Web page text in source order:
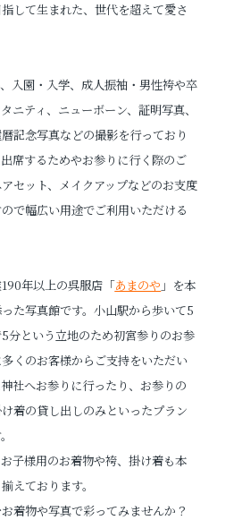
して生まれた、世代を超えて愛さ
入園・入学、成人振袖・男性袴や卒
ニティ、ニューボーン、証明写真、
記念写真などの撮影を行っており
席するためやお参りに行く際のご
セット、メイクアップなどのお支度
で幅広い用途でご利用いただける
年以上の呉服店「あまのや 」を本
た写真館です。小山駅から歩いて5
分という立地のため初宮参りのお参
くのお客様からご支持をいただい
社へお参りに行ったり、お参りの
着の貸し出しのみといったプラン
子様用のお着物や袴、掛け着も本
えております。
着物や写真で彩ってみませんか？